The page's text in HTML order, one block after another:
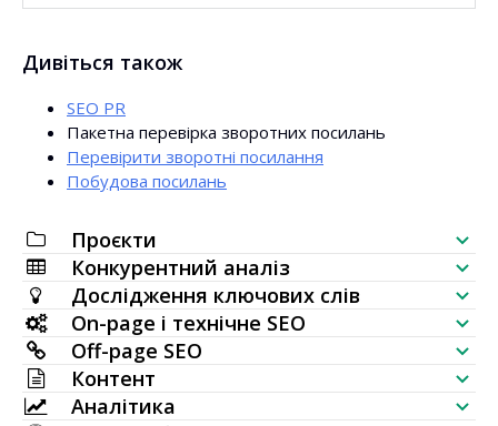
Дивіться також
SEO PR
Пакетна перевірка зворотних посилань
Перевірити зворотні посилання
Побудова посилань
Проєкти
SEO-чеклист
Конкурентний аналіз
Перевірка видимості сайту
Аналіз SERP
Дослідження ключових слів
Генератор ключових слів
Масова перевірка обсягу пошуку
On-page і технічне SEO
SEO-аудит
Вживання ключових слів
Off-page SEO
Перевірка зовнішніх посилань
Контент
Генератор AI-статей
Аналітика